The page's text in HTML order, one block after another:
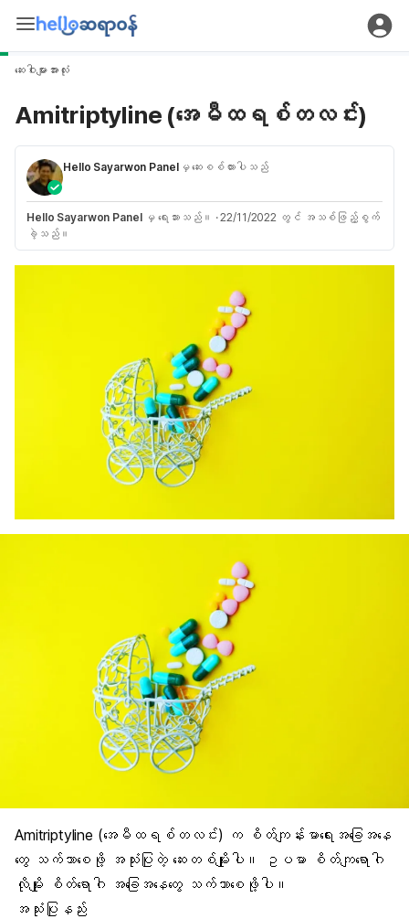
ဆေးဝါးများအားလုံး
Amitriptyline (အေမီထရစ်တလင်း)
Hello Sayarwon Panelမှ ဆေးစစ်ထားပါသည်
Hello Sayarwon Panelမှ ရေးသားသည်။ ·22/11/2022 တွင် အသစ်ဖြည့်စွက်
ခဲ့သည်။
Amitriptyline (အေမီထရစ်တလင်း) က စိတ်ကျန်းမာရေးအခြေအနေ
တွေ သက်သာစေဖို့ အသုံးပြုတဲ့ ဆေးတစ်မျိုးပါ။ ဥပမာ စိတ်ကျရောဂါ
လိုမျိုး စိတ်ရောဂါ အခြေအနေတွေ သက်သာစေဖို့ပါ။
အသုံးပြုနည်း